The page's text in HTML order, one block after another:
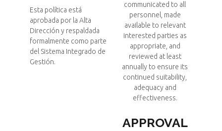
Esta política está
aprobada por la Alta
Dirección y respaldada
formalmente como parte
del Sistema Integrado de
Gestión.
communicated to all
personnel, made
available to relevant
interested parties as
appropriate, and
reviewed at least
annually to ensure its
continued suitability,
adequacy and
effectiveness.
APPROVAL